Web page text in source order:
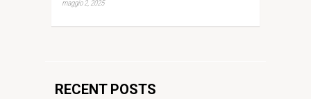
maggio 2, 2025
RECENT POSTS